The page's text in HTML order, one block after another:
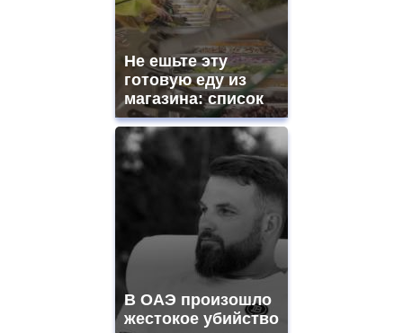
Не ешьте эту
готовую еду из
магазина: список
В ОАЭ произошло
жестокое убийство